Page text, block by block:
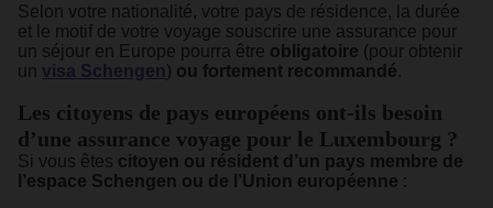
Selon votre nationalité, votre pays de résidence, la durée
et le motif de votre voyage souscrire une assurance pour
un séjour en Europe pourra être obligatoire (pour obtenir
un visa Schengen) ou fortement recommandé.
Les citoyens de pays européens ont-ils besoin
d’une assurance voyage pour le Luxembourg ?
Si vous êtes citoyen ou résident d’un pays membre de
l’espace Schengen ou de l’Union européenne :